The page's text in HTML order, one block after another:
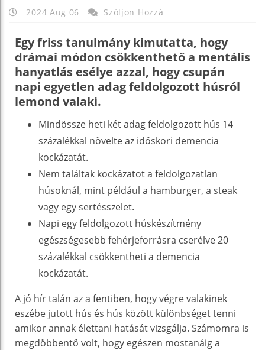
2024 Aug 06 Szóljon Hozzá
Egy friss tanulmány kimutatta, hogy
drámai módon csökkenthető a mentális
hanyatlás esélye azzal, hogy csupán
napi egyetlen adag feldolgozott húsról
lemond valaki.
Mindössze heti két adag feldolgozott hús 14
százalékkal növelte az időskori demencia
kockázatát.
Nem találtak kockázatot a feldolgozatlan
húsoknál, mint például a hamburger, a steak
vagy egy sertésszelet.
Napi egy feldolgozott húskészítmény
egészségesebb fehérjeforrásra cserélve 20
százalékkal csökkentheti a demencia
kockázatát.
A jó hír talán az a fentiben, hogy végre valakinek
eszébe jutott hús és hús között különbséget tenni
amikor annak élettani hatását vizsgálja. Számomra is
megdöbbentő volt, hogy egészen mostanáig a